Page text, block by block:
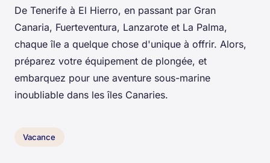
De Tenerife à El Hierro, en passant par Gran
Canaria, Fuerteventura, Lanzarote et La Palma,
chaque île a quelque chose d'unique à offrir. Alors,
préparez votre équipement de plongée, et
embarquez pour une aventure sous-marine
inoubliable dans les îles Canaries.
Vacance